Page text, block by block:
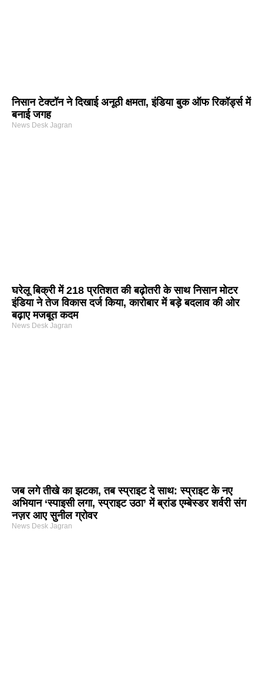
निसान टेक्टॉन ने दिखाई अनूठी क्षमता, इंडिया बुक ऑफ रिकॉर्ड्स में
बनाई जगह
News Desk Jagran
घरेलू बिक्री में 218 प्रतिशत की बढ़ोतरी के साथ निसान मोटर
इंडिया ने तेज विकास दर्ज किया, कारोबार में बड़े बदलाव की ओर
बढ़ाए मजबूत कदम
News Desk Jagran
जब लगे तीखे का झटका, तब स्प्राइट दे साथ: स्प्राइट के नए
अभियान ‘स्पाइसी लगा, स्प्राइट उठा’ में ब्रांड एम्बेस्डर शर्वरी संग
नज़र आए सुनील ग्रोवर
News Desk Jagran